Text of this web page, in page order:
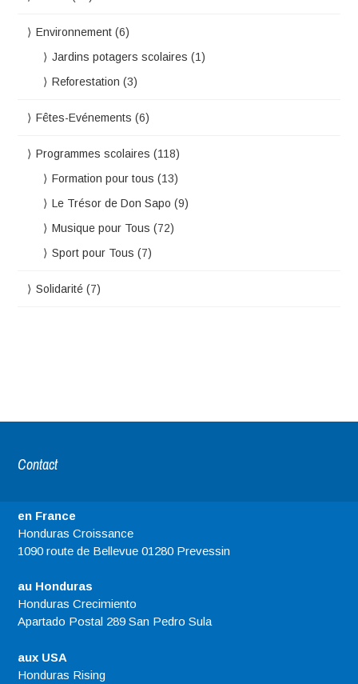
Environnement (6)
Jardins potagers scolaires (1)
Reforestation (3)
Fêtes-Evénements (6)
Programmes scolaires (118)
Formation pour tous (13)
Le Trésor de Don Sapo (9)
Musique pour Tous (72)
Sport pour Tous (7)
Solidarité (7)
Contact
en France
Honduras Croissance
1090 route de Bellevue 01280 Prevessin
au Honduras
Honduras Crecimiento
Apartado Postal 289 San Pedro Sula
aux USA
Honduras Rising